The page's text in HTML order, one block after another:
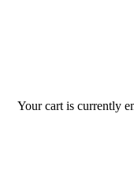
Your cart is currently